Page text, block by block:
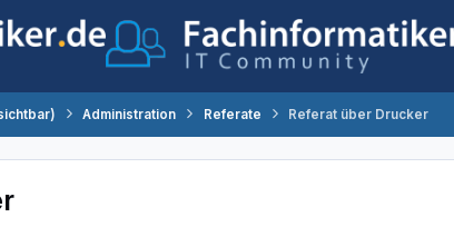
Administration Referate Referat über Drucker